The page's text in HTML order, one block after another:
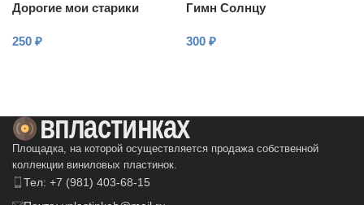
Дорогие мои старики
250 ₽
Гимн Солнцу
300 ₽
Площадка, на которой осуществляется продажа собственной
коллекции виниловых пластинок.
Тел: +7 (981) 403-68-15